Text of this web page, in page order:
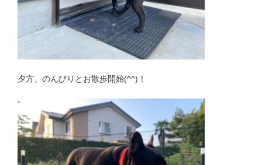
夕方、のんびりとお散歩開始(^^)！